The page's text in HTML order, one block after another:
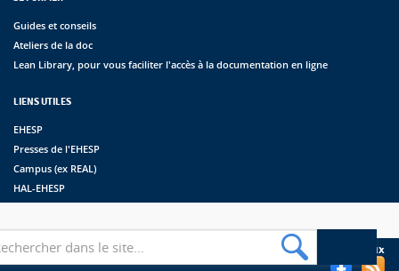
Guides et conseils
Ateliers de la doc
Lean Library, pour vous faciliter l'accès à la documentation en ligne
LIENS UTILES
EHESP
Presses de l'EHESP
Campus (ex REAL)
HAL-EHESP
Suivez les bibliothèques de l'EHESP sur les réseaux sociaux